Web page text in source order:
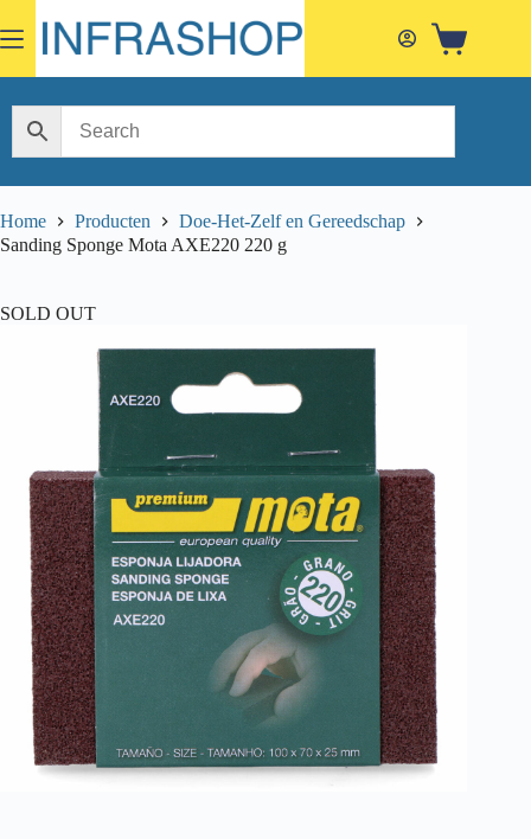
to
content
Shopping
Home Producten
Doe-Het-Zelf en Gereedschap
Sanding Sponge Mota AXE220 220 g
SOLD OUT